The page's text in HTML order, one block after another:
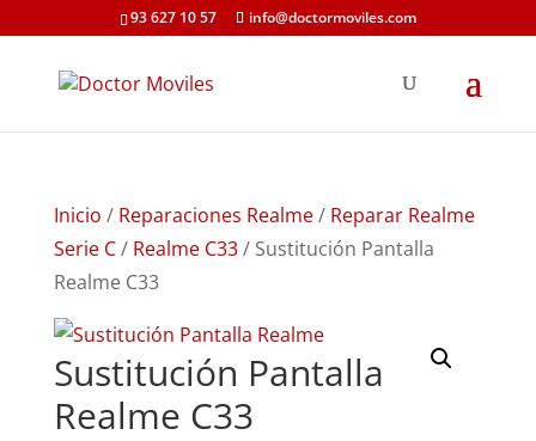
93 627 10 57 info@doctormoviles.com
Inicio / Reparaciones Realme/ Reparar Realme
Serie C/ Realme C33/ Sustitución Pantalla
Realme C33
Sustitución Pantalla
Realme C33